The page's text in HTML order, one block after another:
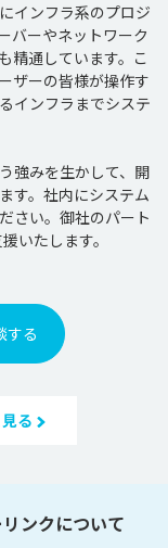
インフラ系のプロジ
バーやネットワーク
精通しています。こ
ザーの皆様が操作す
インフラまでシステ
強みを生かして、開
す。社内にシステム
さい。御社のパート
いたします。
する
る
ンクについて